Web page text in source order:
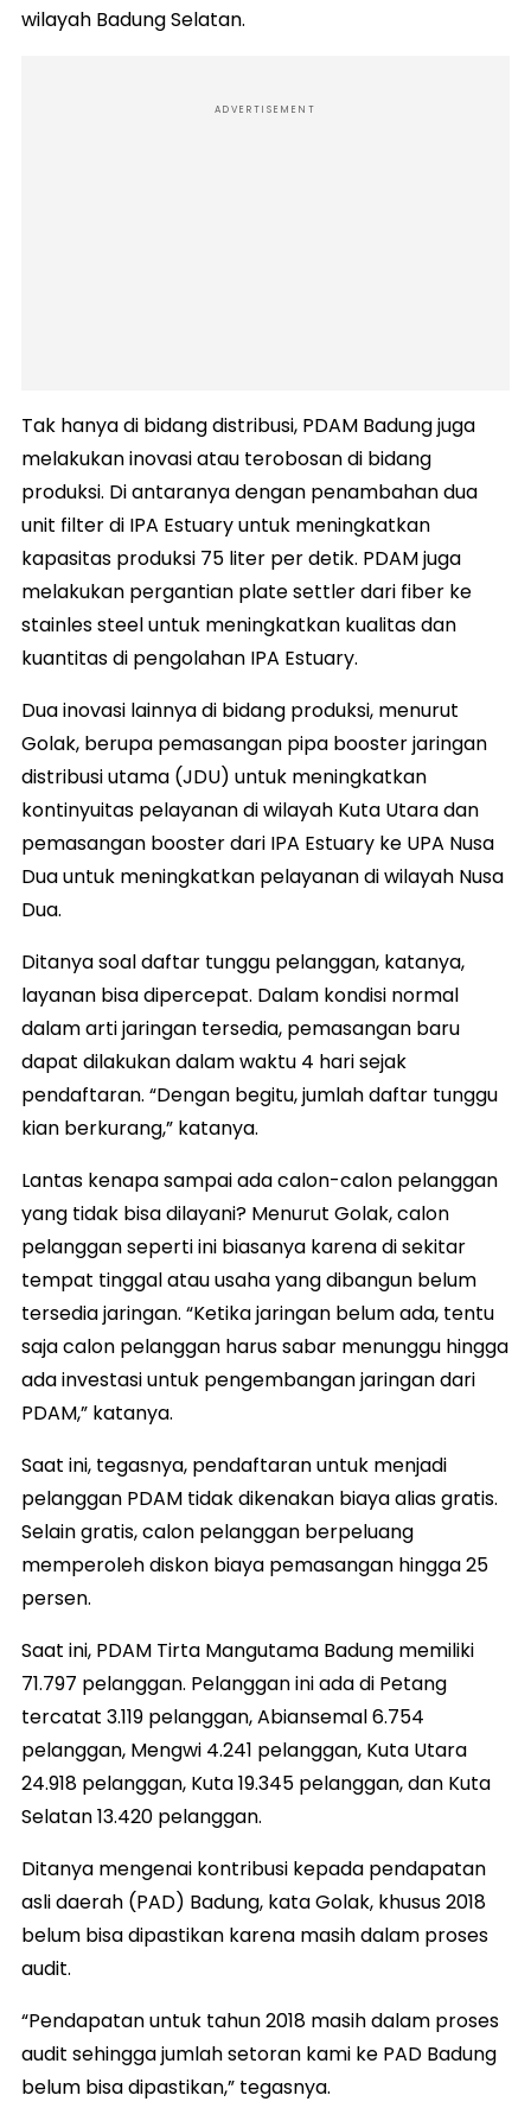
wilayah Badung Selatan.
ADVERTISEMENT
Tak hanya di bidang distribusi, PDAM Badung juga
melakukan inovasi atau terobosan di bidang
produksi. Di antaranya dengan penambahan dua
unit filter di IPA Estuary untuk meningkatkan
kapasitas produksi 75 liter per detik. PDAM juga
melakukan pergantian plate settler dari fiber ke
stainles steel untuk meningkatkan kualitas dan
kuantitas di pengolahan IPA Estuary.
Dua inovasi lainnya di bidang produksi, menurut
Golak, berupa pemasangan pipa booster jaringan
distribusi utama (JDU) untuk meningkatkan
kontinyuitas pelayanan di wilayah Kuta Utara dan
pemasangan booster dari IPA Estuary ke UPA Nusa
Dua untuk meningkatkan pelayanan di wilayah Nusa
Dua.
Ditanya soal daftar tunggu pelanggan, katanya,
layanan bisa dipercepat. Dalam kondisi normal
dalam arti jaringan tersedia, pemasangan baru
dapat dilakukan dalam waktu 4 hari sejak
pendaftaran. “Dengan begitu, jumlah daftar tunggu
kian berkurang,” katanya.
Lantas kenapa sampai ada calon-calon pelanggan
yang tidak bisa dilayani? Menurut Golak, calon
pelanggan seperti ini biasanya karena di sekitar
tempat tinggal atau usaha yang dibangun belum
tersedia jaringan. “Ketika jaringan belum ada, tentu
saja calon pelanggan harus sabar menunggu hingga
ada investasi untuk pengembangan jaringan dari
PDAM,” katanya.
Saat ini, tegasnya, pendaftaran untuk menjadi
pelanggan PDAM tidak dikenakan biaya alias gratis.
Selain gratis, calon pelanggan berpeluang
memperoleh diskon biaya pemasangan hingga 25
persen.
Saat ini, PDAM Tirta Mangutama Badung memiliki
71.797 pelanggan. Pelanggan ini ada di Petang
tercatat 3.119 pelanggan, Abiansemal 6.754
pelanggan, Mengwi 4.241 pelanggan, Kuta Utara
24.918 pelanggan, Kuta 19.345 pelanggan, dan Kuta
Selatan 13.420 pelanggan.
Ditanya mengenai kontribusi kepada pendapatan
asli daerah (PAD) Badung, kata Golak, khusus 2018
belum bisa dipastikan karena masih dalam proses
audit.
“Pendapatan untuk tahun 2018 masih dalam proses
audit sehingga jumlah setoran kami ke PAD Badung
belum bisa dipastikan,” tegasnya.